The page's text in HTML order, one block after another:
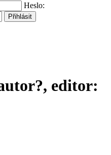
Heslo:
editor: